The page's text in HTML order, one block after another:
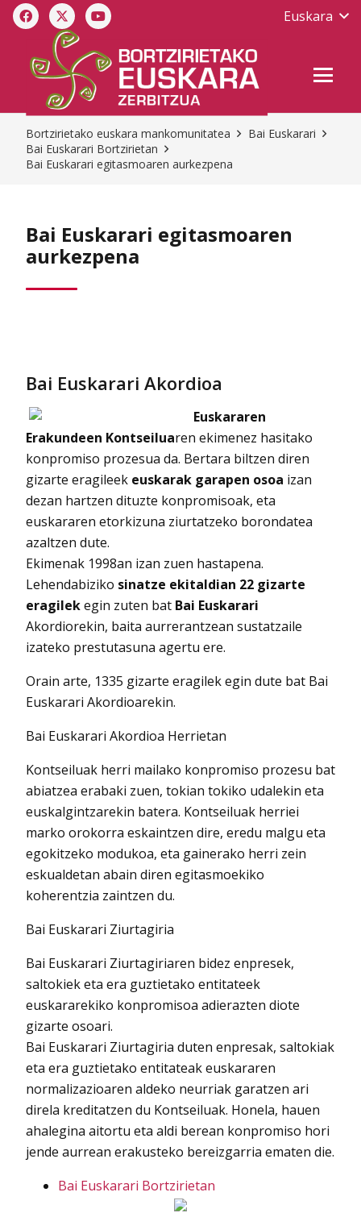
Euskara
Bortzirietako euskara mankomunitatea
Bai Euskarari
Bai Euskarari Bortzirietan
Bai Euskarari egitasmoaren aurkezpena
Bai Euskarari egitasmoaren
aurkezpena
Bai Euskarari Akordioa
Euskararen
Erakundeen Kontseiluaren ekimenez hasitako
konpromiso prozesua da. Bertara biltzen diren
gizarte eragileek euskarak garapen osoa izan
dezan hartzen dituzte konpromisoak, eta
euskararen etorkizuna ziurtatzeko borondatea
azaltzen dute.
Ekimenak 1998an izan zuen hastapena.
Lehendabiziko sinatze ekitaldian 22 gizarte
eragilekegin zuten bat Bai Euskarari
Akordiorekin, baita aurrerantzean sustatzaile
izateko prestutasuna agertu ere.
Orain arte, 1335 gizarte eragilek egin dute bat Bai
Euskarari Akordioarekin.
Bai Euskarari Akordioa Herrietan
Kontseiluak herri mailako konpromiso prozesu bat
abiatzea erabaki zuen, tokian tokiko udalekin eta
euskalgintzarekin batera. Kontseiluak herriei
marko orokorra eskaintzen dire, eredu malgu eta
egokitzeko modukoa, eta gainerako herri zein
eskualdetan abain diren egitasmoekiko
koherentzia zaintzen du.
Bai Euskarari Ziurtagiria
Bai Euskarari Ziurtagiriaren bidez enpresek,
saltokiek eta era guztietako entitateek
euskararekiko konpromisoa adierazten diote
gizarte osoari.
Bai Euskarari Ziurtagiria duten enpresak, saltokiak
eta era guztietako entitateak euskararen
normalizazioaren aldeko neurriak garatzen ari
direla kreditatzen du Kontseiluak. Honela, hauen
ahalegina aitortu eta aldi berean konpromiso hori
jende aurrean erakusteko bereizgarria ematen die.
Bai Euskarari Bortzirietan